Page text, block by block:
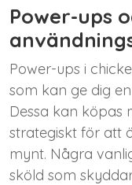
Power-ups
Power-ups i
som kan ge dig
Dessa kan köpas
strategiskt för att
mynt. Några
sköld som